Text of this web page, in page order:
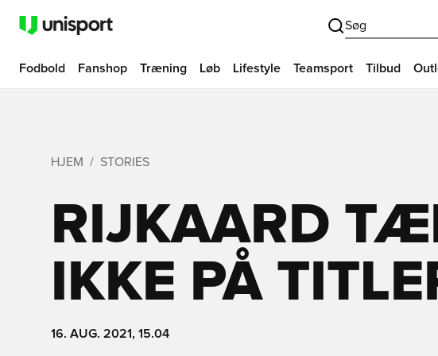
Søg
Fodbold Fanshop Træning Løb Lifestyle Teamsport Tilbud
HJEM STORIES
RIJKAARD
IKKE PÅ
16. AUG. 2021, 15.04